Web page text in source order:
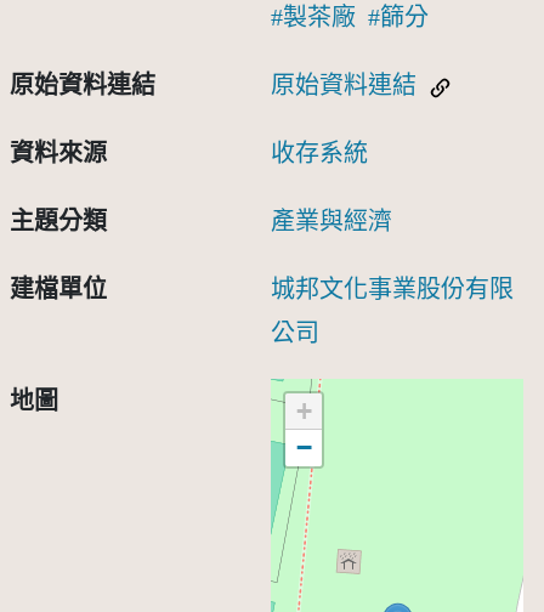
製茶廠
篩分
原始資料連結 原始資料連結
資料來源 收存系統
主題分類 產業與經濟
建檔單位
城邦文化事業股份有限
公司
地圖
+
−